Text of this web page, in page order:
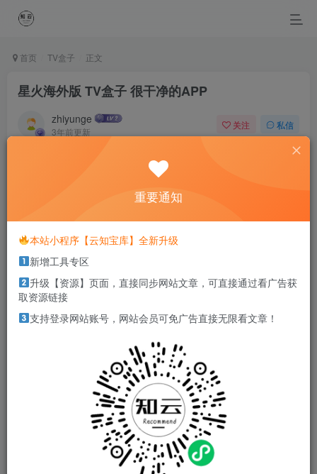
首页 TV盒子 正文
星火海外版 TV盒子 很干净的APP
zhiyunge
3年前更新
关注 私信
Time and experience heals pain.
时间和经历会抚平一切伤痛
本站部分资源打包为压缩包以方便分享，涉及较多
击解压密码
适用系统：安卓/智能电视/机顶盒
测试机型：华为P40/鸿蒙2.0.0
引流广告：其他渠道获取，如果有引流信息请勿更新或
下载，仅限本版本使用哦~
这款软件相对来说简单一些。
重要通知
本站小程序【云知宝库】全新升级
新增工具专区
升级【资源】页面，直接同步网站文章，可直接通过看广告获
取资源链接
支持登录网站账号，网站会员可免广告直接无限看文章！